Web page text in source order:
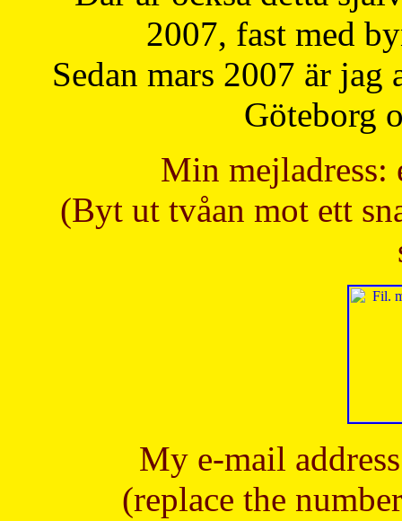
2007, fast med
Sedan mars 2007 är
Göteborg
Min mejladress:
(Byt ut tvåan mot ett
My e-mail
(replace the